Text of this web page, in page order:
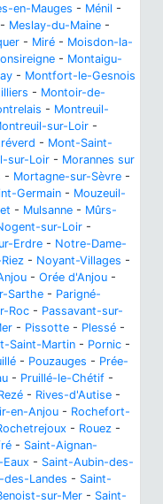
en-Mauges - Ménil -
- Meslay-du-Maine -
- Miré - Moisdon-la-
- Montaigu-
- Montfort-le-Gesnois
- Montoir-de-
- Montreuil-
sur-Loir -
- Mont-Saint-
sur-Loir - Morannes sur
- Mortagne-sur-Sèvre -
Germain - Mouzeuil-
- Mulsanne - Mûrs-
sur-Loir -
Erdre - Notre-Dame-
- Noyant-Villages -
- Orée d'Anjou -
Sarthe - Parigné-
Roc - Passavant-sur-
- Pissotte - Plessé -
Saint-Martin - Pornic -
- Pouzauges - Prée-
- Pruillé-le-Chétif -
- Rives-d'Autise -
en-Anjou - Rochefort-
- Rouez -
- Saint-Aignan-
- Saint-Aubin-des-
des-Landes - Saint-
sur-Mer - Saint-